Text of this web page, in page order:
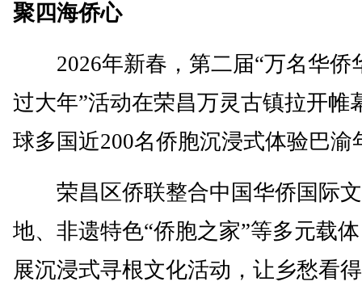
聚四海侨心
2026年新春，第二届“万名华侨
过大年”活动在荣昌万灵古镇拉开帷
球多国近200名侨胞沉浸式体验巴渝
荣昌区侨联整合中国华侨国际文
地、非遗特色“侨胞之家”等多元载
展沉浸式寻根文化活动，让乡愁看